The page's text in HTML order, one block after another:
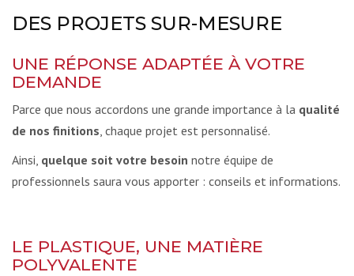
DES PROJETS SUR-MESURE
UNE RÉPONSE ADAPTÉE À VOTRE
DEMANDE
Parce que nous accordons une grande importance à la qualité
de nos finitions, chaque projet est personnalisé.
Ainsi, quelque soit votre besoin notre équipe de
professionnels saura vous apporter : conseils et informations.
LE PLASTIQUE, UNE MATIÈRE
POLYVALENTE